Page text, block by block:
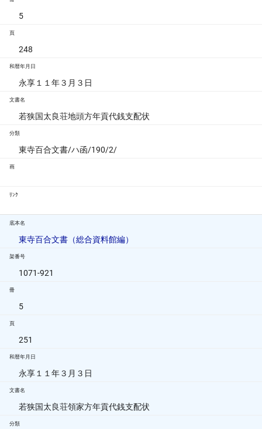
5
頁
248
和暦年月日
永享１１年３月３日
文書名
若狭国太良荘地頭方年貢代銭支配状
分類
東寺百合文書/ハ函/190/2/
画
ﾘﾝｸ
底本名
東寺百合文書（総合資料館編）
架番号
1071-921
冊
5
頁
251
和暦年月日
永享１１年３月３日
文書名
若狭国太良荘領家方年貢代銭支配状
分類